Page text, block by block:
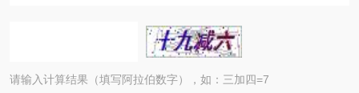
请输入计算结果（填写阿拉伯数字），如：三加四=7